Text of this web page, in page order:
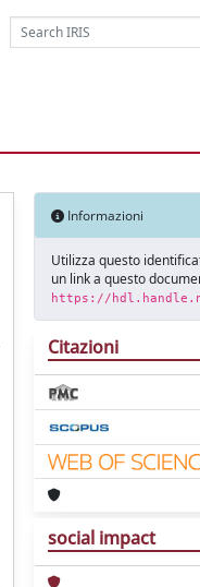
Informazioni
Utilizza questo
un link a questo
https://
Citazioni
social impact